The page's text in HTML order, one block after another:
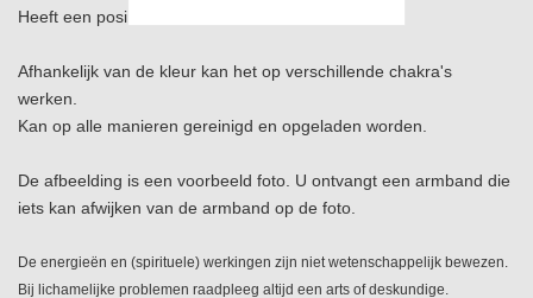
Heeft een positief effect op de baarmoeder.
Afhankelijk van de kleur kan het op verschillende chakra's
werken.
Kan op alle manieren gereinigd en opgeladen worden.
De afbeelding is een voorbeeld foto. U ontvangt een armband die
iets kan afwijken van de armband op de foto.
De energieën en (spirituele) werkingen zijn niet wetenschappelijk bewezen.
Bij lichamelijke problemen raadpleeg altijd een arts of deskundige.